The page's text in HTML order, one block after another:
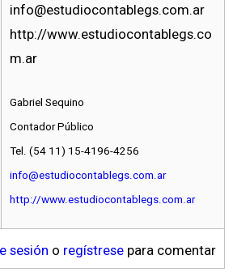
info@estudiocontablegs.com.ar
http://www.estudiocontablegs.co
m.ar
Gabriel Sequino
Contador Público
Tel. (54 11) 15-4196-4256
info@estudiocontablegs.com.ar
http://www.estudiocontablegs.com.ar
sesión o regístrese para comentar